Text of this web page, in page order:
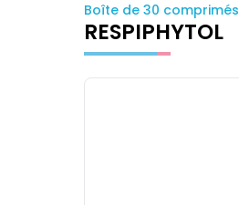
Boîte de 30 comprimés
RESPIPHYTOL